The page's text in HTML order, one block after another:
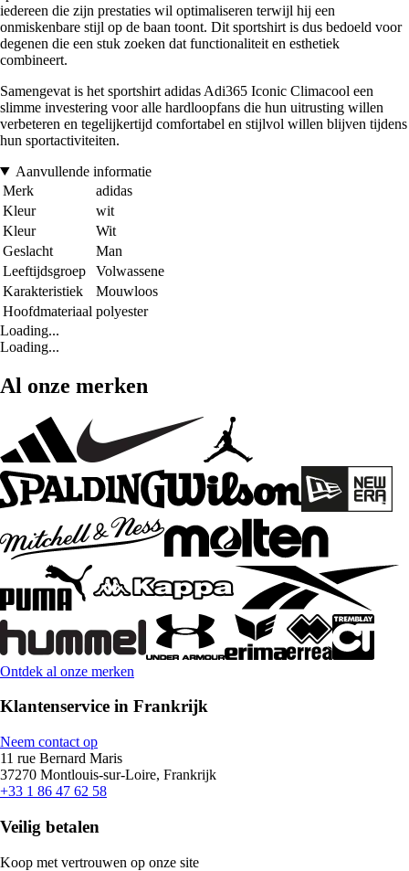
iedereen die zijn prestaties wil optimaliseren terwijl hij een
onmiskenbare stijl op de baan toont. Dit sportshirt is dus bedoeld voor
degenen die een stuk zoeken dat functionaliteit en esthetiek
combineert.
Samengevat is het sportshirt adidas Adi365 Iconic Climacool een
slimme investering voor alle hardloopfans die hun uitrusting willen
verbeteren en tegelijkertijd comfortabel en stijlvol willen blijven tijdens
hun sportactiviteiten.
Aanvullende informatie
Merk
adidas
Kleur
wit
Kleur
Wit
Geslacht
Man
Leeftijdsgroep
Volwassene
Karakteristiek
Mouwloos
Hoofdmateriaal polyester
Loading...
Loading...
Al onze merken
Ontdek al onze merken
Klantenservice in Frankrijk
Neem contact op
11 rue Bernard Maris
37270 Montlouis-sur-Loire, Frankrijk
+33 1 86 47 62 58
Veilig betalen
Koop met vertrouwen op onze site